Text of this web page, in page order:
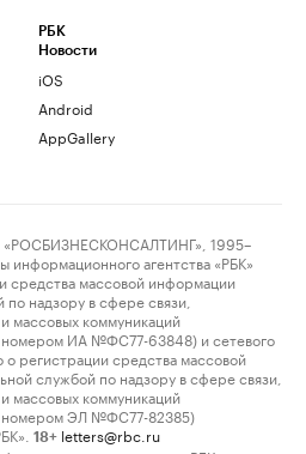
РБК
Новости
iOS
Android
AppGallery
1995–
агентства «РБК»
средства массовой информации
надзору в сфере связи,
массовых коммуникаций
номером ИА №ФС77-63848) и сетевого
о регистрации средства массовой
службой по надзору в сфере связи,
массовых коммуникаций
номером ЭЛ №ФС77-82385)
18+ letters@rbc.ru